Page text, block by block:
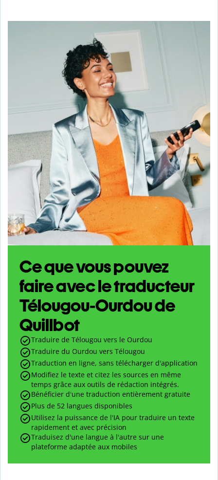
Ce que vous pouvez
faire avec le traducteur
Télougou-Ourdou de
Quillbot
Traduire de Télougou vers le Ourdou
Traduire du Ourdou vers Télougou
Traduction en ligne, sans télécharger d'application
Modifiez le texte et citez les sources en même
temps grâce aux outils de rédaction intégrés.
Bénéficier d'une traduction entièrement gratuite
Plus de 52 langues disponibles
Utilisez la puissance de l'IA pour traduire un texte
rapidement et avec précision
Traduisez d'une langue à l'autre sur une
plateforme adaptée aux mobiles